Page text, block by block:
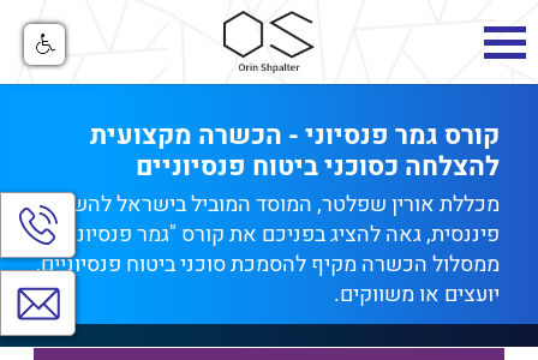
צרו
קשר
קורס גמר פנסיוני - הכשרה מקצועית
להצלחה כסוכני ביטוח פנסיוניים
מכללת אורין שפלטר, המוסד המוביל בישראל להשכלה
פיננסית, גאה להציג בפניכם את קורס "גמר פנסיוני" – חלק
ממסלול הכשרה מקיף להסמכת סוכני ביטוח פנסיוניים,
יועצים או משווקים.